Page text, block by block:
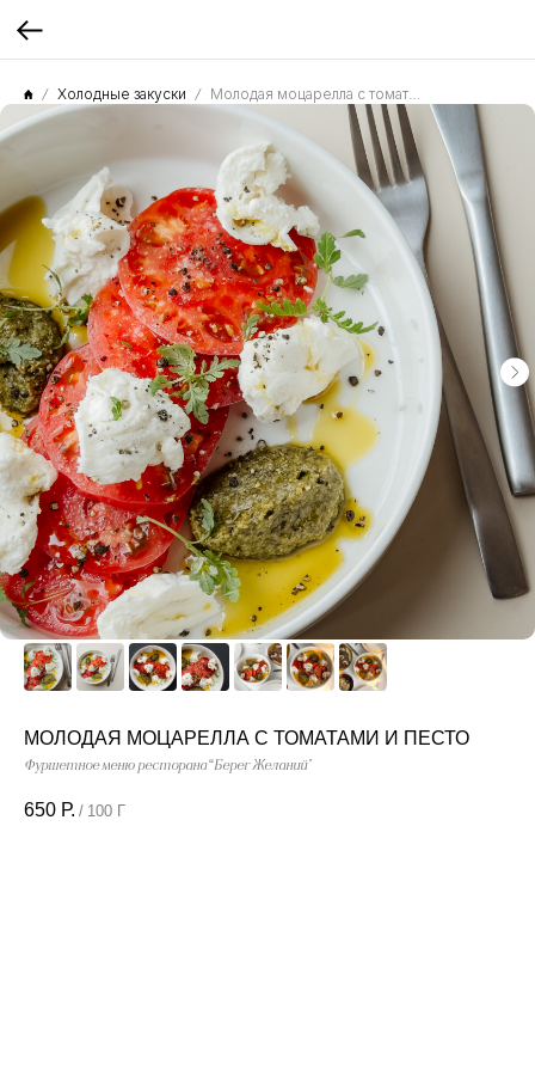
Холодные закуски Молодая моцарелла с томатами и песто
МОЛОДАЯ МОЦАРЕЛЛА С ТОМАТАМИ И ПЕСТО
Фуршетное меню ресторана “Берег Желаний"
650 Р. / 100 Г